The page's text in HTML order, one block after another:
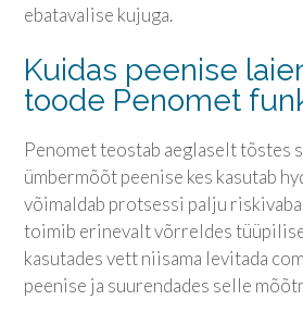
ebatavalise kujuga.
Kuidas peenise
toode Penomet
Penomet teostab aeglaselt tõstes
ümbermõõt peenise kes kasutab
võimaldab protsessi palju riskivaba
toimib erinevalt võrreldes
kasutades vett niisama levitada
peenise ja suurendades selle